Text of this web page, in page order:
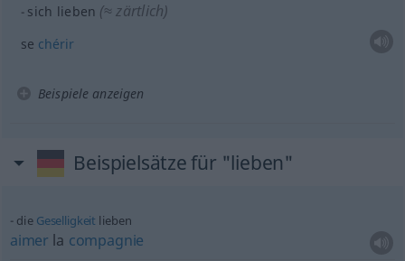
sich lieben (≈ zärtlich)
se chérir
Beispiele anzeigen
Beispielsätze für "lieben"
die Geselligkeit lieben
aimer la compagnie